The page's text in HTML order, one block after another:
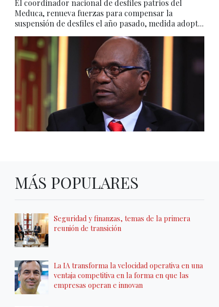
El coordinador nacional de desfiles patrios del
Meduca, renueva fuerzas para compensar la
suspensión de desfiles el año pasado, medida adopt...
MÁS POPULARES
Seguridad y finanzas, temas de la primera
reunión de transición
La IA transforma la velocidad operativa en una
ventaja competitiva en la forma en que las
empresas operan e innovan